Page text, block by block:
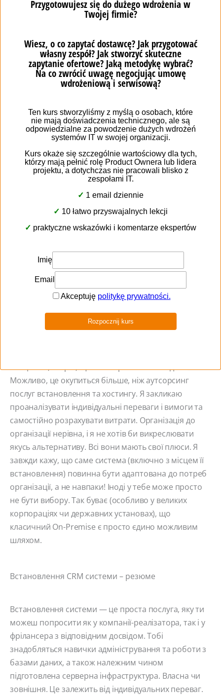
Залежно від масштабу проекту може знадобитися:
для 10-20 користувачів: ЦП: 2 x i5 (4 ядра) або
аналогічний, ОЗУ: 4 ГБ;
для 20-50 користувачів: ЦП: 2 x i5 (4 ядра) або
аналогічний, ОЗУ: 8 ГБ;
для 50-100 користувачів: ЦП: 4 x i5 (4 ядра) або
більше 100 користувачів: масштабована
архітектура з високою доступністю.
Я не буду вдавати, що знаю цю тему не більше, ніж
спеціаліст, я вірю, що ви впораєтеся із завданням.
Можливо, це окупиться більше, ніж аутсорсинг
послуг встановлення та хостингу. Я закликаю
проаналізувати індивідуальні переваги і вимоги та
самостійно розрахувати витрати. Організація до
організації нерівна, і я не хотів би викреслювати
якусь альтернативу. Всі вони мають свої плюси. Я
завжди кажу, що саме система (включно з місцем її
встановлення) повинна бути адаптована до потреб
організації, а не навпаки! Іноді у тебе може просто
не бути вибору. Так буває (особливо у великих
корпораціях чи державних установах), що
класичний On-Premise є просто єдино можливим
шляхом.
Встановлення CRM системи – резюме
Встановлення системи — це проста послуга, яку ти
можеш попросити як у компанії-реалізатора, так і у
фрілансера з відповідним досвідом. Тобі
знадобляться навички адміністрування та роботи з
базами даних, а також належним чином
підготовлена ​​серверна інфраструктура. Власна чи
зовнішня. Це залежить від індивідуальних переваг.